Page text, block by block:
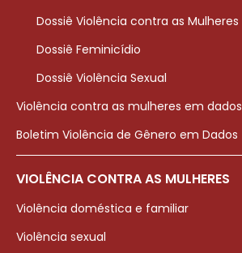
Dossiê Violência contra as Mulheres
Dossiê Feminicídio
Dossiê Violência Sexual
Violência contra as mulheres em dados
Boletim Violência de Gênero em Dados
VIOLÊNCIA CONTRA AS MULHERES
Violência doméstica e familiar
Violência sexual